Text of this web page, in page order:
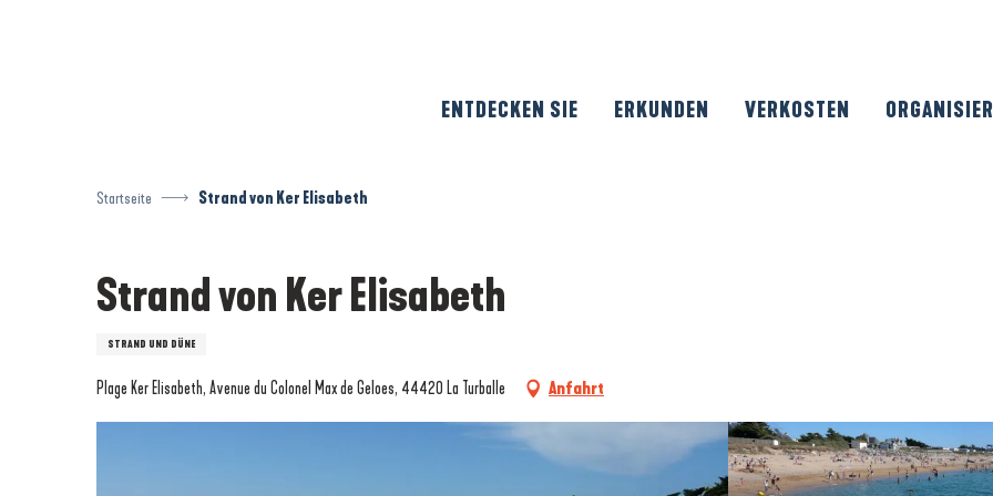
ENTDECKEN SIE ERKUNDEN VERKOSTEN
Startseite Strand von Ker Elisabeth
Strand von Ker Elisabeth
STRAND UND DÜNE
Plage Ker Elisabeth, Avenue du Colonel Max de Geloes, 44420 La Turballe Anfahrt